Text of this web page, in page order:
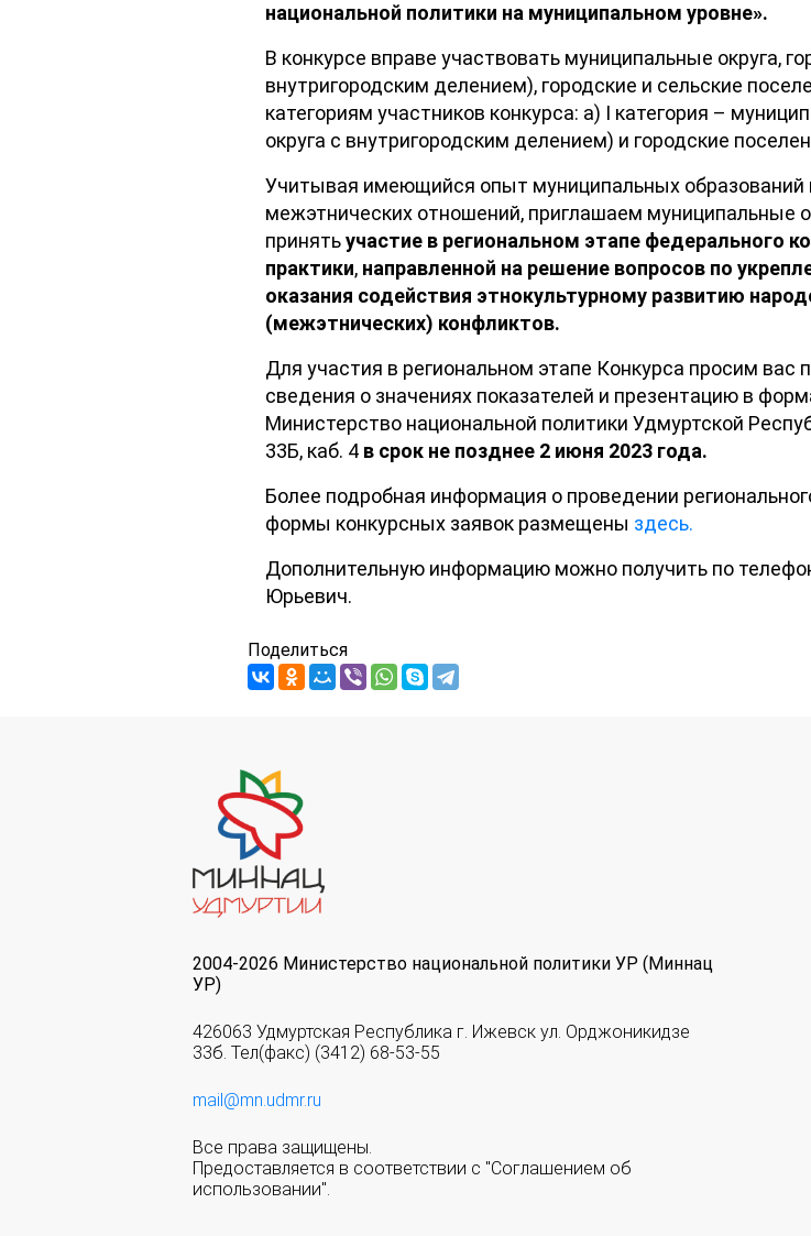
национальной политики на муниципальном уровне».
В конкурсе вправе участвовать муниципальные округа,
внутригородским делением), городские и сельские
категориям участников конкурса: а) I категория –
округа с внутригородским делением) и городские
Учитывая имеющийся опыт муниципальных образований
межэтнических отношений, приглашаем муниципальные
принятьучастие в региональном этапе федерального
практики, направленной на решение вопросов по
оказания содействия этнокультурному развитию
(межэтнических) конфликтов.
Для участия в региональном этапе Конкурса просим вас
сведения о значениях показателей и презентацию в
Министерство национальной политики Удмуртской
33Б, каб. 4 в срок не позднее 2 июня 2023 года.
Более подробная информация о проведении
формы конкурсных заявок размещены здесь.
Дополнительную информацию можно получить по
Юрьевич.
Поделиться
2004-2026 Министерство национальной политики УР (Миннац
УР)
426063 Удмуртская Республика г. Ижевск ул. Орджоникидзе
33б. Тел(факс) (3412) 68-53-55
mail@mn.udmr.ru
Все права защищены.
Предоставляется в соответствии с "Соглашением об
использовании".